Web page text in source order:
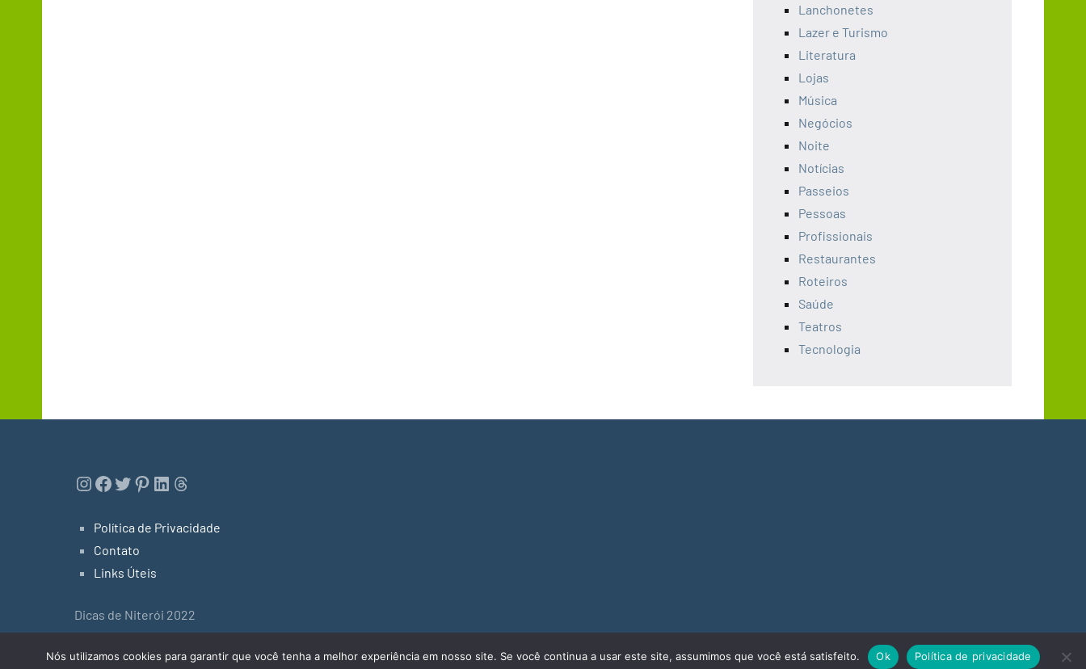
Lanchonetes
Lazer e Turismo
Literatura
Lojas
Música
Negócios
Noite
Notícias
Passeios
Pessoas
Profissionais
Restaurantes
Roteiros
Saúde
Teatros
Tecnologia
Instagram
Facebook
Twitter
Pinterest
LinkedIn
Threads
Política de Privacidade
Contato
Links Úteis
Dicas de Niterói 2022
Tema do WordPress: Occasio by ThemeZee.
Nós utilizamos cookies para garantir que você tenha a melhor experiência em nosso site. Se você continua a usar este site, assumimos que você está satisfeito. Ok Política de privacidade